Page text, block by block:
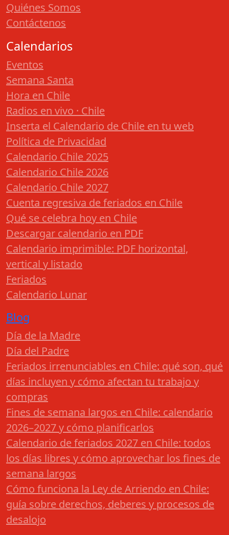
Quiénes Somos
Contáctenos
Calendarios
Eventos
Semana Santa
Hora en Chile
Radios en vivo · Chile
Inserta el Calendario de Chile en tu web
Política de Privacidad
Calendario Chile 2025
Calendario Chile 2026
Calendario Chile 2027
Cuenta regresiva de feriados en Chile
Qué se celebra hoy en Chile
Descargar calendario en PDF
Calendario imprimible: PDF horizontal,
vertical y listado
Feriados
Calendario Lunar
Blog
Día de la Madre
Día del Padre
Feriados irrenunciables en Chile: qué son, qué
días incluyen y cómo afectan tu trabajo y
compras
Fines de semana largos en Chile: calendario
2026–2027 y cómo planificarlos
Calendario de feriados 2027 en Chile: todos
los días libres y cómo aprovechar los fines de
semana largos
Cómo funciona la Ley de Arriendo en Chile:
guía sobre derechos, deberes y procesos de
desalojo